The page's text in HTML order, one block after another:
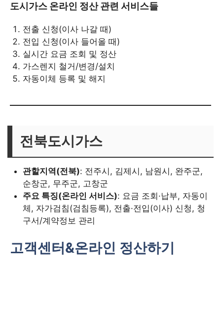
도시가스 온라인 정산 관련 서비스들
전출 신청(이사 나갈 때)
전입 신청(이사 들어올 때)
실시간 요금 조회 및 정산
가스렌지 철거/변경/설치
자동이체 등록 및 해지
전북도시가스
관할지역(전북): 전주시, 김제시, 남원시, 완주군,
순창군, 무주군, 고창군
주요 특징(온라인 서비스): 요금 조회·납부, 자동이
체, 자가검침(검침등록), 전출·전입(이사) 신청, 청
구서/계약정보 관리
고객센터&온라인 정산하기